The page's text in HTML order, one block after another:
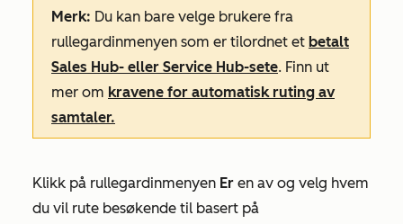
Merk: Du kan bare velge brukere fra
rullegardinmenyen som er tilordnet et betalt
Sales Hub- eller Service Hub-sete. Finn ut
mer om kravene for automatisk ruting av
samtaler.
Klikk på rullegardinmenyen Er en av og velg hvem
du vil rute besøkende til basert på